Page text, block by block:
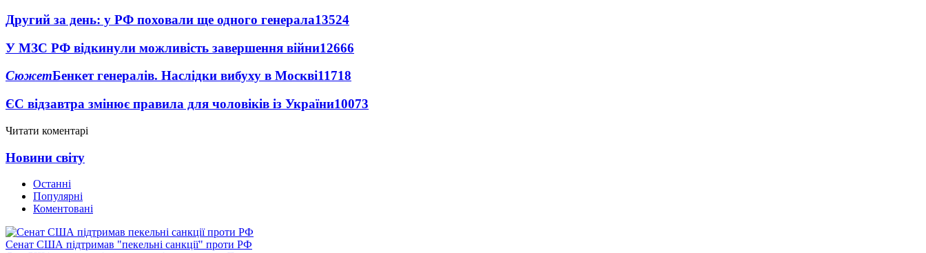
Другий за день: у РФ поховали ще одного генерала13524
У МЗС РФ відкинули можливість завершення війни12666
СюжетБенкет генералів. Наслідки вибуху в Москві11718
ЄС відзавтра змінює правила для чоловіків із України10073
Читати коментарі
Новини світу
Останні
Популярні
Коментовані
Сенат США підтримав "пекельні санкції" проти РФ